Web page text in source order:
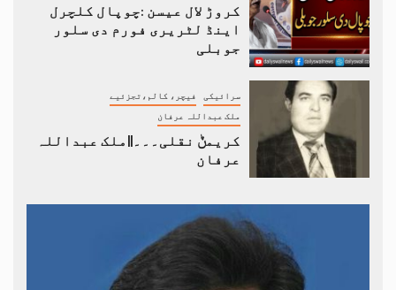
کروڑ لال عیسن :چوپال کلچرل
اینڈ لٹریری فورم دی سلور
جوبلی
سرائیکی فیچر، کالم،تجزئیے
ملک عبداللہ عرفان
کریمݨ نقلی۔۔۔||ملک عبداللہ
عرفان